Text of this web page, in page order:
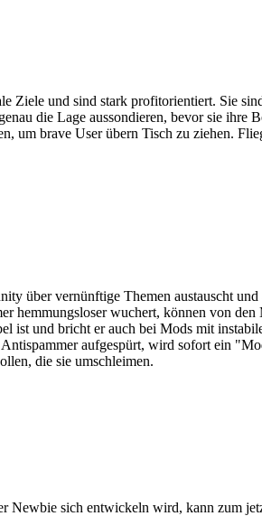
Ziele und sind stark profitorientiert. Sie
die Lage aussondieren, bevor sie
um brave User übern Tisch zu ziehen.
über vernünftige Themen austauscht
hemmungsloser wuchert, können von
ist und bricht er auch bei Mods mit
aufgespürt, wird sofort ein
die sie umschleimen.
Newbie sich entwickeln wird, kann zum